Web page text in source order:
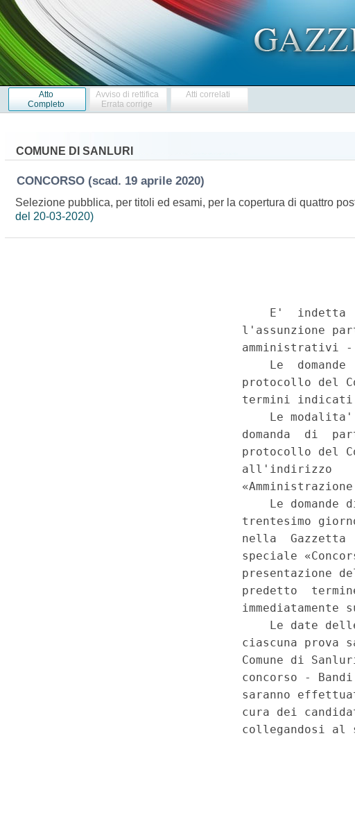
Atto
Completo
Avviso di rettifica
Errata corrige
Atti correlati
COMUNE DI SANLURI
CONCORSO (scad. 19 aprile 2020)
Selezione pubblica, per titoli ed esami, per la copertura di quattro
del 20-03-2020)